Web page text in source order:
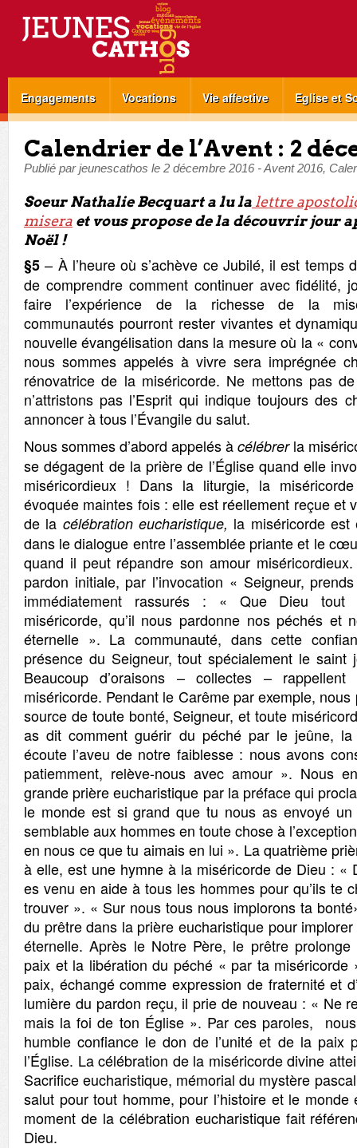
Engagements Vocations Vie affective Eglise et
Calendrier de l’Avent : 2
Publié parjeunescathos le 2 décembre 2016 -Avent 2016,
Soeur Nathalie Becquart a lu la lettre
misera et vous propose de la découvrir jour
Noël !
§5 – À l’heure où s’achève ce Jubilé, il est temps
de comprendre comment continuer avec fidélité,
faire l’expérience de la richesse de la
communautés pourront rester vivantes et
nouvelle évangélisation dans la mesure où la «
nous sommes appelés à vivre sera imprégnée
rénovatrice de la miséricorde. Ne mettons pas
n’attristons pas l’Esprit qui indique toujours des
annoncer à tous l’Évangile du salut.
Nous sommes d’abord appelés à célébrer la
se dégagent de la prière de l’Église quand elle
miséricordieux ! Dans la liturgie, la
évoquée maintes fois : elle est réellement reçue et
de la célébration eucharistique, la miséricorde est
dans le dialogue entre l’assemblée priante et le
quand il peut répandre son amour
pardon initiale, par l’invocation « Seigneur,
immédiatement rassurés : « Que Dieu tout
miséricorde, qu’il nous pardonne nos péchés et
éternelle ». La communauté, dans cette
présence du Seigneur, tout spécialement le saint
Beaucoup d’oraisons – collectes –
miséricorde. Pendant le Carême par exemple,
source de toute bonté, Seigneur, et toute
as dit comment guérir du péché par le jeûne,
écoute l’aveu de notre faiblesse : nous avons
patiemment, relève-nous avec amour ». Nous
grande prière eucharistique par la préface qui
le monde est si grand que tu nous as envoyé un
semblable aux hommes en toute chose à
en nous ce que tu aimais en lui ». La quatrième
à elle, est une hymne à la miséricorde de Dieu : «
es venu en aide à tous les hommes pour qu’ils te
trouver ». « Sur nous tous nous implorons ta
du prêtre dans la prière eucharistique pour
éternelle. Après le Notre Père, le prêtre
paix et la libération du péché « par ta
paix, échangé comme expression de fraternité et
lumière du pardon reçu, il prie de nouveau : « Ne
mais la foi de ton Église ». Par ces paroles,
humble confiance le don de l’unité et de la paix
l’Église. La célébration de la miséricorde divine
Sacrifice eucharistique, mémorial du mystère
salut pour tout homme, pour l’histoire et le
moment de la célébration eucharistique fait
Dieu.